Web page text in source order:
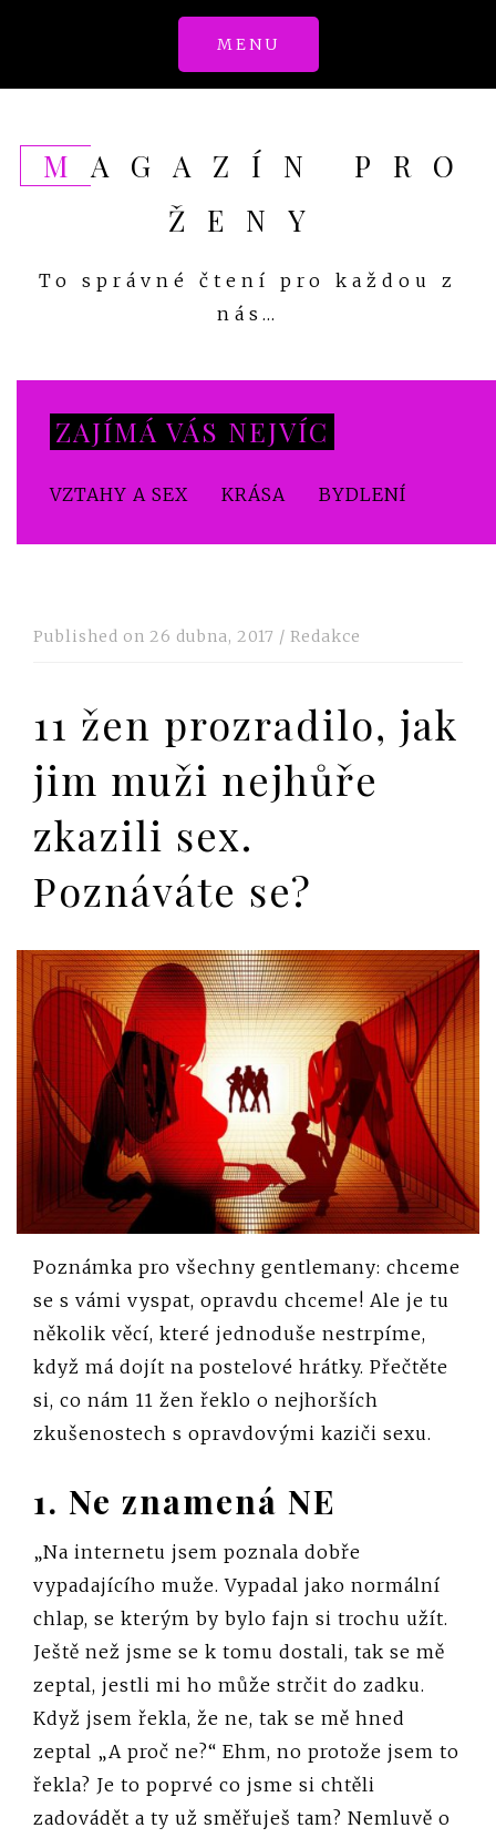
MENU
MAGAZÍN PRO
ŽENY
To správné čtení pro každou z
nás…
ZAJÍMÁ VÁS NEJVÍC
VZTAHY A SEX KRÁSA BYDLENÍ
Published on 26 dubna, 2017 / Redakce
11 žen prozradilo, jak
jim muži nejhůře
zkazili sex.
Poznáváte se?
Poznámka pro všechny gentlemany: chceme
se s vámi vyspat, opravdu chceme! Ale je tu
několik věcí, které jednoduše nestrpíme,
když má dojít na postelové hrátky. Přečtěte
si, co nám 11 žen řeklo o nejhorších
zkušenostech s opravdovými kaziči sexu.
1. Ne znamená NE
„Na internetu jsem poznala dobře
vypadajícího muže. Vypadal jako normální
chlap, se kterým by bylo fajn si trochu užít.
Ještě než jsme se k tomu dostali, tak se mě
zeptal, jestli mi ho může strčit do zadku.
Když jsem řekla, že ne, tak se mě hned
zeptal „A proč ne?“ Ehm, no protože jsem to
řekla? Je to poprvé co jsme si chtěli
zadovádět a ty už směřuješ tam? Nemluvě o